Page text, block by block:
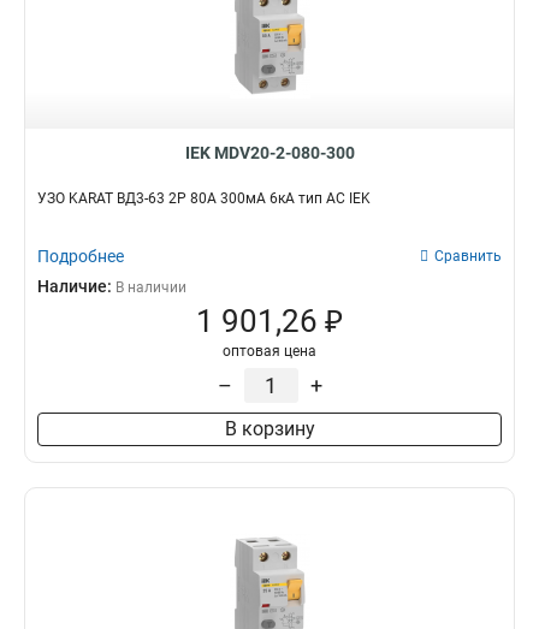
IEK MDV20-2-080-300
УЗО KARAT ВД3-63 2P 80А 300мА 6кА тип AC IEK
Подробнее Сравнить
Наличие: В наличии
1 901,26 ₽
оптовая цена
– +
В корзину